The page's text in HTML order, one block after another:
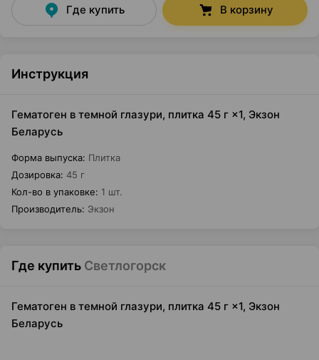
Где купить В корзину
Инструкция
Гематоген в темной глазури, плитка 45 г ×1, Экзон
Беларусь
Форма выпуска: Плитка
Дозировка: 45 г
Кол-во в упаковке: 1 шт.
Производитель: Экзон
Где купить Светлогорск
Гематоген в темной глазури, плитка 45 г ×1, Экзон
Беларусь